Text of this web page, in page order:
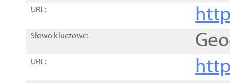
URL:
Słowo kluczowe:
URL: